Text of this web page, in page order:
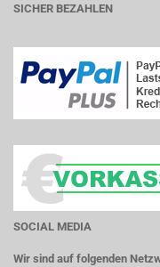
SICHER BEZAHLEN
SOCIAL MEDIA
Wir sind auf folgenden